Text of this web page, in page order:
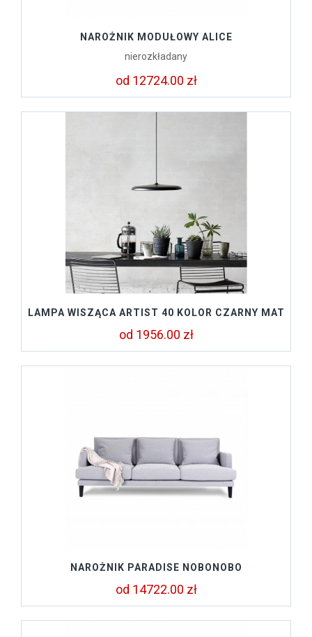
NAROŻNIK MODUŁOWY ALICE
nierozkładany
od 12724.00 zł
LAMPA WISZĄCA ARTIST 40 KOLOR CZARNY MAT
od 1956.00 zł
NAROŻNIK PARADISE NOBONOBO
od 14722.00 zł